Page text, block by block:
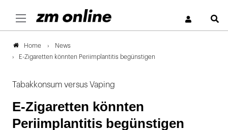
Home
News
E-Zigaretten könnten Periimplantitis begünstigen
Tabakkonsum versus Vaping
E-Zigaretten könnten
Periimplantitis begünstigen